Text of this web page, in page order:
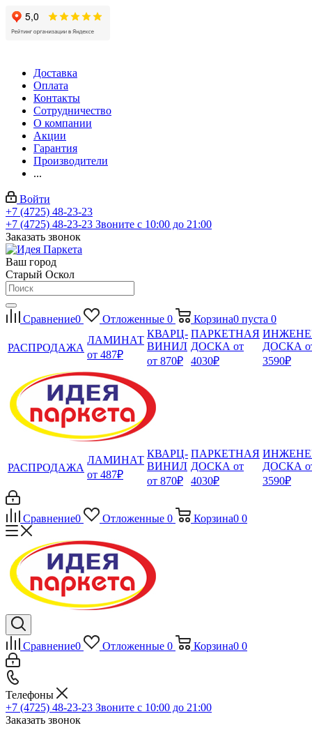
Доставка
Оплата
Контакты
Сотрудничество
О компании
Акции
Гарантия
Производители
...
Войти
+7 (4725) 48-23-23
+7 (4725) 48-23-23 Звоните с 10:00 до 21:00
Заказать звонок
Ваш город
Старый Оскол
Сравнение0 Отложенные 0 Корзина0 пуста 0
РАСПРОДАЖА
ЛАМИНАТ
от 487₽
КВАРЦ-
ВИНИЛ
от 870₽
ПАРКЕТНАЯ
ДОСКА от
4030₽
ДОСКА
3590₽
РАСПРОДАЖА
ЛАМИНАТ
от 487₽
КВАРЦ-
ВИНИЛ
от 870₽
ПАРКЕТНАЯ
ДОСКА от
4030₽
ДОСКА
3590₽
Сравнение0 Отложенные 0 Корзина0 0
Сравнение0 Отложенные 0 Корзина0 0
Телефоны
+7 (4725) 48-23-23 Звоните с 10:00 до 21:00
Заказать звонок